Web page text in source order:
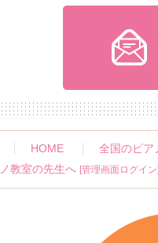
HOME 全国のピア
教室の先生へ [管理画面ログイン]